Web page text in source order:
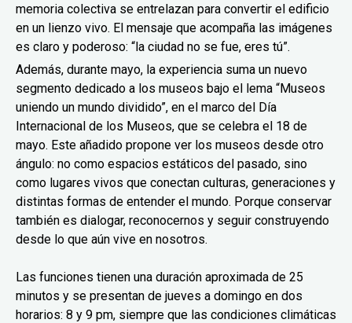
memoria colectiva se entrelazan para convertir el edificio
en un lienzo vivo. El mensaje que acompaña las imágenes
es claro y poderoso: “la ciudad no se fue, eres tú”.
Además, durante mayo, la experiencia suma un nuevo
segmento dedicado a los museos bajo el lema “Museos
uniendo un mundo dividido”, en el marco del Día
Internacional de los Museos, que se celebra el 18 de
mayo. Este añadido propone ver los museos desde otro
ángulo: no como espacios estáticos del pasado, sino
como lugares vivos que conectan culturas, generaciones y
distintas formas de entender el mundo. Porque conservar
también es dialogar, reconocernos y seguir construyendo
desde lo que aún vive en nosotros.
Las funciones tienen una duración aproximada de 25
minutos y se presentan de jueves a domingo en dos
horarios: 8 y 9 pm, siempre que las condiciones climáticas